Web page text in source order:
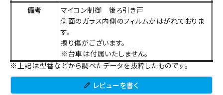
備考
マイコン制御 後ろ引き戸
側面のガラス内側のフィルムがはがれておりま
す。
擦り傷がございます。
※台車は付属いたしません。
※上記は型番などから調べたデータを抜粋したものです。
レビューを書く